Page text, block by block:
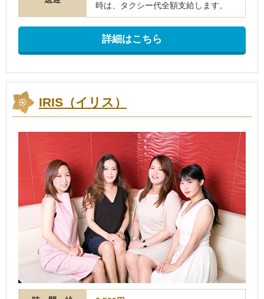
時は、タクシー代全額支給します。
詳細はこちら
IRIS（イリス）